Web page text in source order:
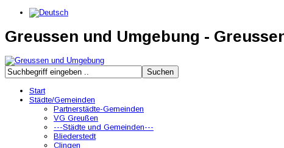
Greussen und Umgebung -
Start
Städte/Gemeinden
Partnerstädte-Gemeinden
VG Greußen
---Städte und Gemeinden---
Bliederstedt
Clingen